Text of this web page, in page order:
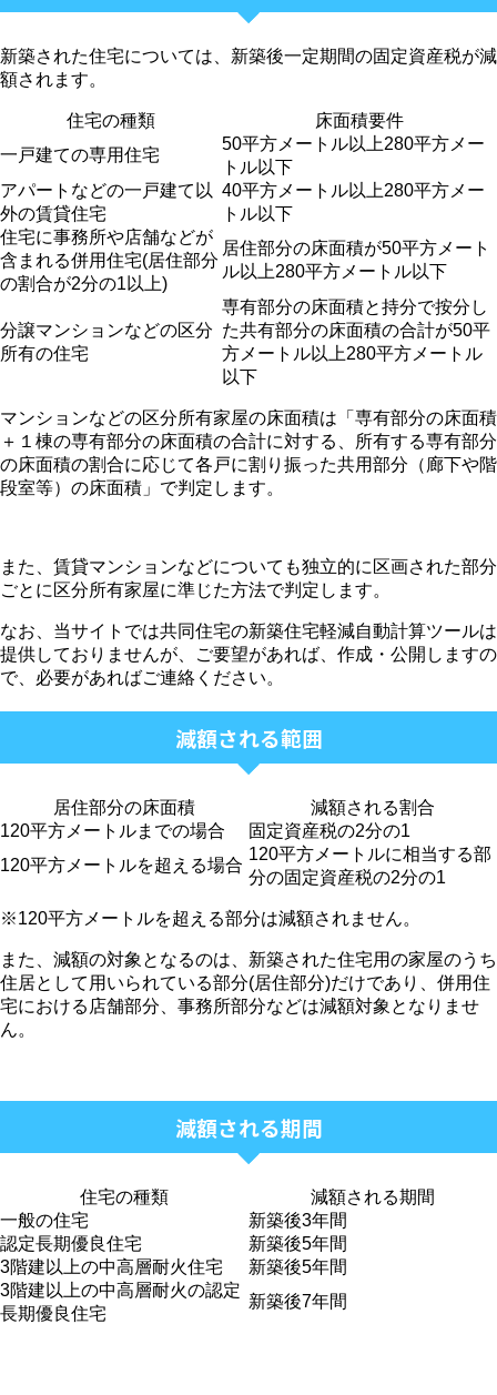
新築された住宅については、新築後一定期間の固定資産税が減
額されます。
住宅の種類
床面積要件
一戸建ての専用住宅
50平方メートル以上280平方メー
トル以下
アパートなどの一戸建て以
外の賃貸住宅
40平方メートル以上280平方メー
トル以下
住宅に事務所や店舗などが
含まれる併用住宅(居住部分
の割合が2分の1以上)
居住部分の床面積が50平方メート
ル以上280平方メートル以下
分譲マンションなどの区分
所有の住宅
専有部分の床面積と持分で按分し
た共有部分の床面積の合計が50平
方メートル以上280平方メートル
以下
マンションなどの区分所有家屋の床面積は「専有部分の床面積
＋１棟の専有部分の床面積の合計に対する、所有する専有部分
の床面積の割合に応じて各戸に割り振った共用部分（廊下や階
段室等）の床面積」で判定します。
また、賃貸マンションなどについても独立的に区画された部分
ごとに区分所有家屋に準じた方法で判定します。
なお、当サイトでは共同住宅の新築住宅軽減自動計算ツールは
提供しておりませんが、ご要望があれば、作成・公開しますの
で、必要があればご連絡ください。
減額される範囲
居住部分の床面積
減額される割合
120平方メートルまでの場合
固定資産税の2分の1
120平方メートルを超える場合
120平方メートルに相当する部
分の固定資産税の2分の1
※120平方メートルを超える部分は減額されません。
また、減額の対象となるのは、新築された住宅用の家屋のうち
住居として用いられている部分(居住部分)だけであり、併用住
宅における店舗部分、事務所部分などは減額対象となりませ
ん。
減額される期間
住宅の種類
減額される期間
一般の住宅
新築後3年間
認定長期優良住宅
新築後5年間
3階建以上の中高層耐火住宅
新築後5年間
3階建以上の中高層耐火の認定
長期優良住宅
新築後7年間